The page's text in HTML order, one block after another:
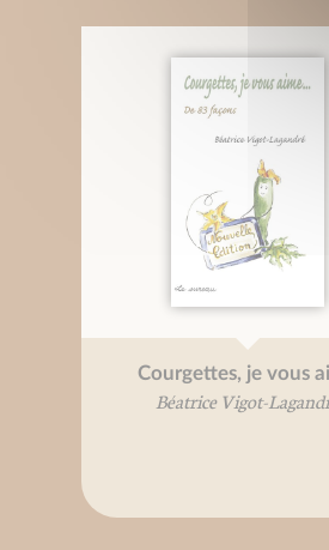
Courgettes, je vous
Béatrice Vigot-